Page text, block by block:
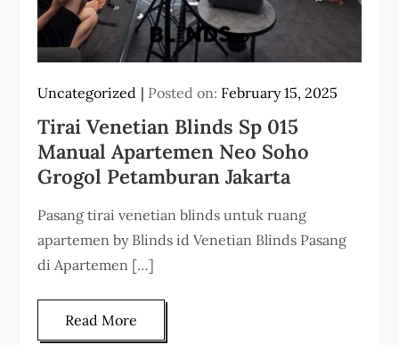
Uncategorized Posted on: February 15, 2025
Tirai Venetian Blinds Sp 015
Manual Apartemen Neo Soho
Grogol Petamburan Jakarta
Pasang tirai venetian blinds untuk ruang
apartemen by Blinds id Venetian Blinds Pasang
di Apartemen […]
Read More